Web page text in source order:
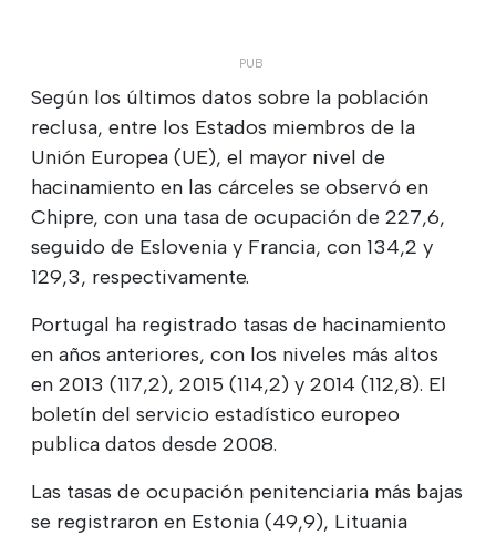
Según los últimos datos sobre la población
reclusa, entre los Estados miembros de la
Unión Europea (UE), el mayor nivel de
hacinamiento en las cárceles se observó en
Chipre, con una tasa de ocupación de 227,6,
seguido de Eslovenia y Francia, con 134,2 y
129,3, respectivamente.
Portugal ha registrado tasas de hacinamiento
en años anteriores, con los niveles más altos
en 2013 (117,2), 2015 (114,2) y 2014 (112,8). El
boletín del servicio estadístico europeo
publica datos desde 2008.
Las tasas de ocupación penitenciaria más bajas
se registraron en Estonia (49,9), Lituania